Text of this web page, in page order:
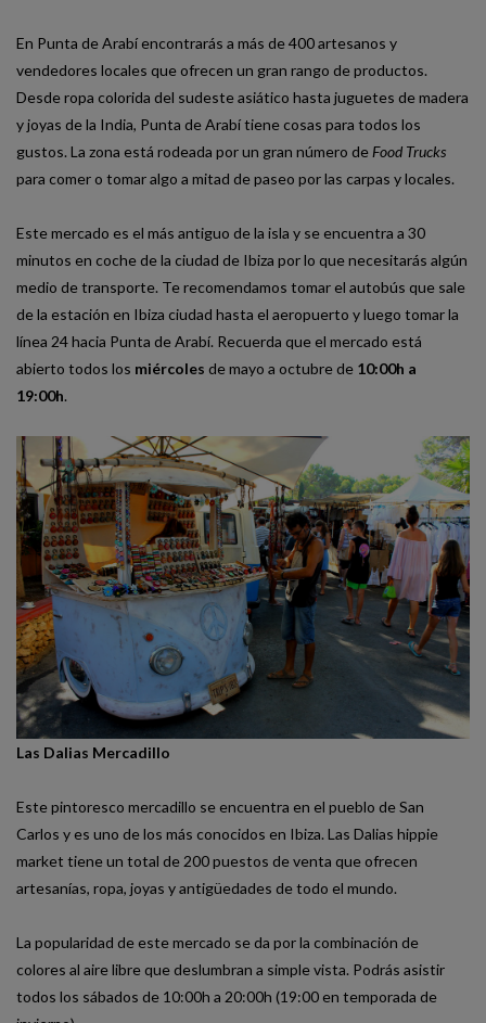
En Punta de Arabí encontrarás a más de 400 artesanos y
vendedores locales que ofrecen un gran rango de productos.
Desde ropa colorida del sudeste asiático hasta juguetes de madera
y joyas de la India, Punta de Arabí tiene cosas para todos los
gustos. La zona está rodeada por un gran número de Food Trucks
para comer o tomar algo a mitad de paseo por las carpas y locales.
Este mercado es el más antiguo de la isla y se encuentra a 30
minutos en coche de la ciudad de Ibiza por lo que necesitarás algún
medio de transporte. Te recomendamos tomar el autobús que sale
de la estación en Ibiza ciudad hasta el aeropuerto y luego tomar la
línea 24 hacia Punta de Arabí. Recuerda que el mercado está
abierto todos los miércoles de mayo a octubre de 10:00h a
19:00h.
Las Dalias Mercadillo
Este pintoresco mercadillo se encuentra en el pueblo de San
Carlos y es uno de los más conocidos en Ibiza. Las Dalias hippie
market tiene un total de 200 puestos de venta que ofrecen
artesanías, ropa, joyas y antigüedades de todo el mundo.
La popularidad de este mercado se da por la combinación de
colores al aire libre que deslumbran a simple vista. Podrás asistir
todos los sábados de 10:00h a 20:00h (19:00 en temporada de